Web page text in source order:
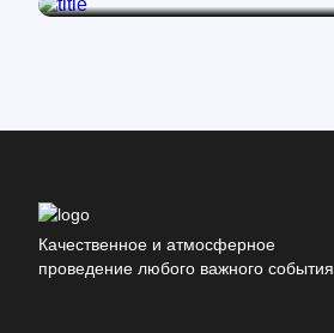
Качественное и атмосферное
проведение любого важного события